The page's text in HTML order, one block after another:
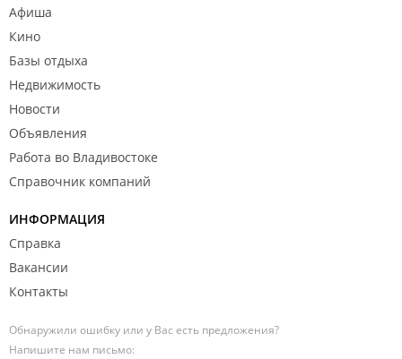
Афиша
Кино
Базы отдыха
Недвижимость
Новости
Объявления
Работа во Владивостоке
Справочник компаний
ИНФОРМАЦИЯ
Справка
Вакансии
Контакты
Обнаружили ошибку или у Вас есть предложения?
Напишите нам письмо: